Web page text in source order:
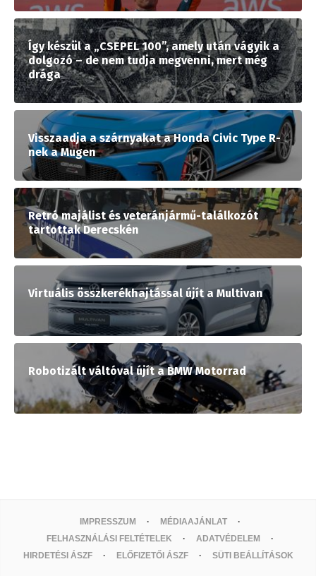
Így készül a „CSEPEL 100”, amely után vágyik a
dolgozó – de nem tudja megvenni, mert még
drága
Visszaadja a szárnyakat a Honda Civic Type R-
nek a Mugen
Retró majálist és veteránjármű-találkozót
tartottak Derecskén
Virtuális összkerékhajtással újít a Multivan
Robotizált váltóval újít a BMW Motorrad
IMPRESSZUM
MÉDIAAJÁNLAT
FELHASZNÁLÁSI FELTÉTELEK
ADATVÉDELEM
HIRDETÉSI ÁSZF
ELŐFIZETŐI ÁSZF SÜTI BEÁLLÍTÁSOK